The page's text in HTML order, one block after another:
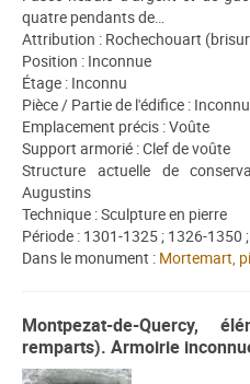
quatre pendants de…
Attribution : Rochechouart
Position : Inconnue
Étage : Inconnu
Pièce / Partie de l'édifice :
Emplacement précis : Voûte
Support armorié : Clef de voûte
Structure actuelle de
Augustins
Technique : Sculpture en pierre
Période : 1301-1325 ; 1326-1350
Dans le monument : Mortemart,
Montpezat-de-Quercy,
remparts). Armoirie